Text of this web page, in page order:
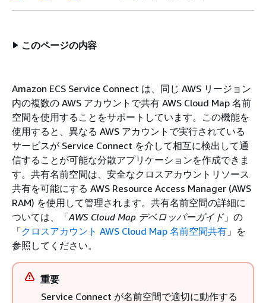
このページの内容
Amazon ECS Service Connect は、同じ AWS リージョン
内の複数の AWS アカウントで共有 AWS Cloud Map 名前
空間を使用することをサポートしています。この機能を
使用すると、異なる AWS アカウントで実行されている
サービスが Service Connect を介して相互に検出して通
信することが可能な分散アプリケーションを作成できま
す。共有名前空間は、安全なクロスアカウントリソース
共有を可能にする AWS Resource Access Manager (AWS
RAM) を使用して管理されます。共有名前空間の詳細に
ついては、「AWS Cloud Map デベロッパーガイド」の
「クロスアカウント AWS Cloud Map 名前空間共有 」を
参照してください。
重要
Service Connect が名前空間で適切に動作する